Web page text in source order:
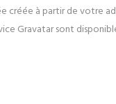
créée à partir de votre
Gravatar sont